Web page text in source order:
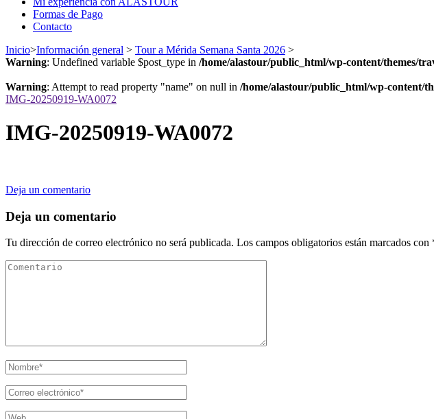
Formas de Pago
Contacto
Inicio>Información general > Tour a Mérida Semana Santa 2026 >
Warning: Undefined variable $post_type in /home/alastour/public_html/wp-content/themes/
Warning: Attempt to read property "name" on null in /home/alastour/public_html/wp-content/
IMG-20250919-WA0072
IMG-20250919-WA0072
Deja un comentarioen
20250919-
Deja un comentario
Tu dirección de correo electrónico no será publicada. Los campos obligatorios están marcados con
Comentario
Nombre*
Correo
electrónico*
Web